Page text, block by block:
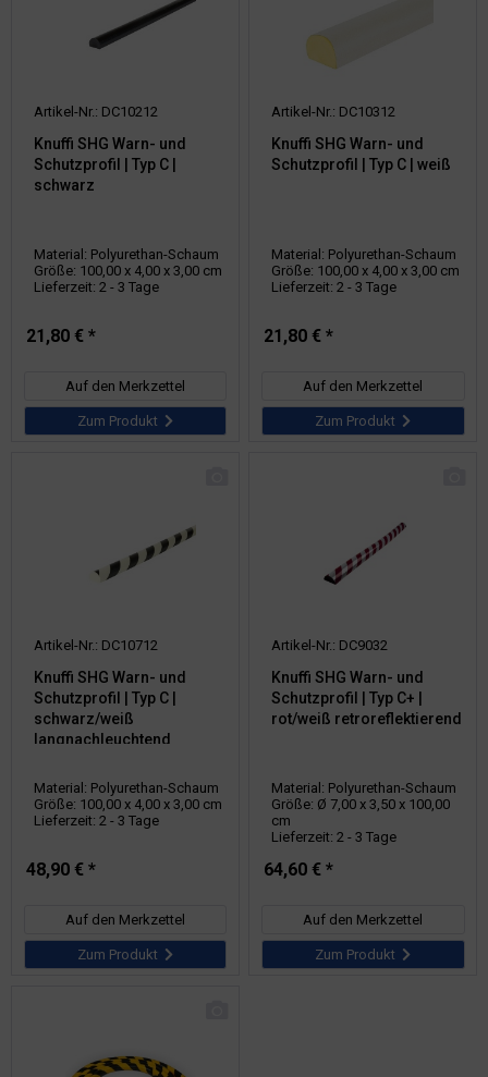
Artikel-Nr.: DC10212
Knuffi SHG Warn- und
Schutzprofil | Typ C |
schwarz
Material: Polyurethan-Schaum
Größe: 100,00 x 4,00 x 3,00 cm
Lieferzeit: 2 - 3 Tage
21,80 € *
Auf den Merkzettel
Zum Produkt
Artikel-Nr.: DC10312
Knuffi SHG Warn- und
Schutzprofil | Typ C | weiß
Material: Polyurethan-Schaum
Größe: 100,00 x 4,00 x 3,00 cm
Lieferzeit: 2 - 3 Tage
21,80 € *
Auf den Merkzettel
Zum Produkt
Artikel-Nr.: DC10712
Knuffi SHG Warn- und
Schutzprofil | Typ C |
schwarz/weiß
langnachleuchtend
Material: Polyurethan-Schaum
Größe: 100,00 x 4,00 x 3,00 cm
Lieferzeit: 2 - 3 Tage
48,90 € *
Auf den Merkzettel
Zum Produkt
Artikel-Nr.: DC9032
Knuffi SHG Warn- und
Schutzprofil | Typ C+ |
rot/weiß retroreflektierend
Material: Polyurethan-Schaum
Größe: Ø 7,00 x 3,50 x 100,00
cm
Lieferzeit: 2 - 3 Tage
64,60 € *
Auf den Merkzettel
Zum Produkt